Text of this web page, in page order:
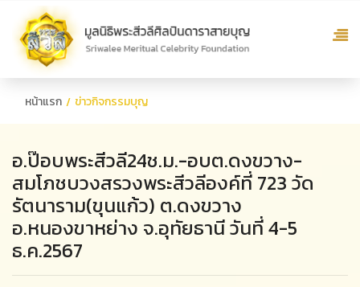
หน้าแรก ข่าวกิจกรรมบุญ
อ.ป๊อบพระสีวลี24ช.ม.-อบต.ดงขวาง-
สมโภชบวงสรวงพระสีวลีองค์ที่ 723 วัด
รัตนาราม(ขุนแก้ว) ต.ดงขวาง
อ.หนองขาหย่าง จ.อุทัยธานี วันที่ 4-5
ธ.ค.2567